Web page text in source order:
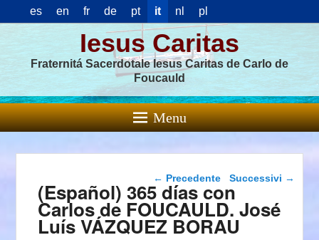
es en fr de pt it nl pl
Iesus Caritas
Fraternitá Sacerdotale Iesus Caritas de Carlo de
Foucauld
Menu
Navigazione articolo
← Precedente Successivi →
(Español) 365 días con
Carlos de FOUCAULD. José
Luís VÁZQUEZ BORAU